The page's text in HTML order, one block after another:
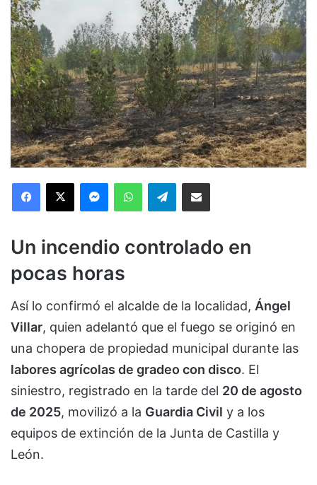
Facebook
X MessengerWhatsAppTelegramCompartir via Email
Un incendio controlado en
pocas horas
Así lo confirmó el alcalde de la localidad, Ángel
Villar, quien adelantó que el fuego se originó en
una chopera de propiedad municipal durante las
labores agrícolas de gradeo con disco. El
siniestro, registrado en la tarde del 20 de agosto
de 2025, movilizó a la Guardia Civil y a los
equipos de extinción de la Junta de Castilla y
León.